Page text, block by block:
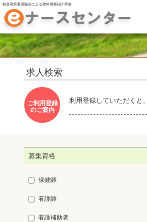
都道府県看護協会による無料職業紹介事業
求人検索
ご利用登録
のご案内
利用登録していただくと、
募集資格
保健師
看護師
看護補助者